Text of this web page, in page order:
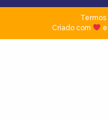
Termos|
Criado com
e